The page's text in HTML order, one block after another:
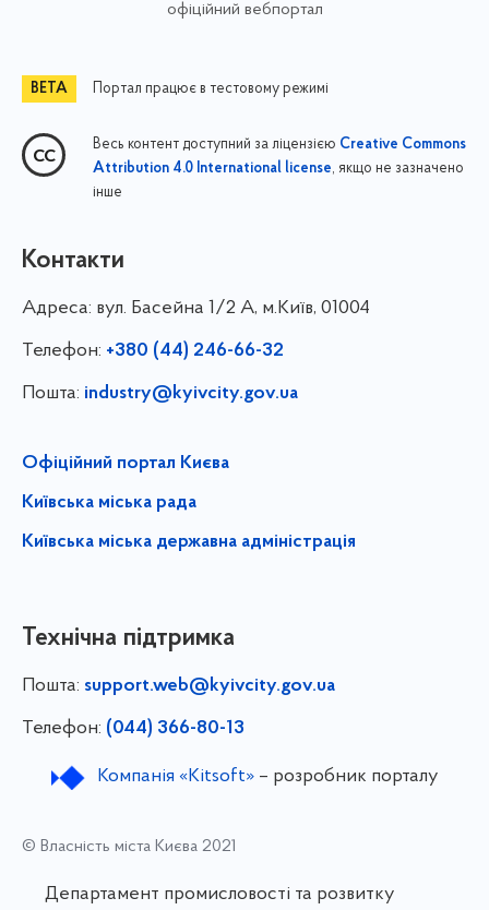
офіційний вебпортал
Портал працює в тестовому режимі
Весь контент доступний за ліцензією Creative Commons
Attribution 4.0 International license, якщо не зазначено
інше
Контакти
Адреса: вул. Басейна 1/⁠2 А, м.Київ, 01004
Телефон: +380 (44) 246-66-32
Пошта: industry@kyivcity.gov.ua
Офіційний портал Києва
Київська міська рада
Київська міська державна адміністрація
Технічна підтримка
Пошта: support.web@kyivcity.gov.ua
Телефон: (044) 366-80-13
Компанія «Kitsoft»– розробник порталу
© Власність міста Києва 2021
Департамент промисловості та розвитку